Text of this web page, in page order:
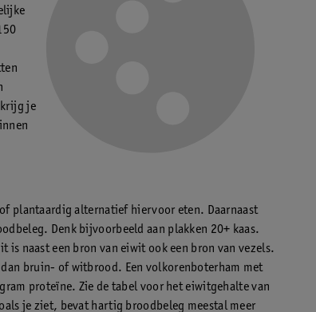
krijg je
plantaardig alternatief hiervoor eten. Daarnaast
Denk bijvoorbeeld aan plakken 20+ kaas.
is naast een bron van eiwit ook een bron van vezels.
bruin- of witbrood. Een volkorenboterham met
proteïne. Zie de tabel voor het eiwitgehalte van
je ziet, bevat hartig broodbeleg meestal meer